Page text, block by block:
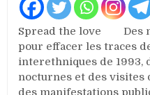
des
déplacés
de
guerre
internes
au
Spread the love Des
pour effacer les traces
interethniques de 1993,
nocturnes et des visites
des manifestations